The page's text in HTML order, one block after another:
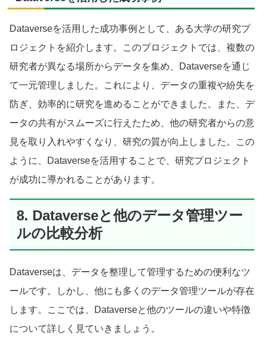
Dataverseを活用した成功事例として、ある大学の研究プ
ロジェクトを紹介します。このプロジェクトでは、複数の
研究者が異なる場所からデータを集め、Dataverseを通じ
て一元管理しました。これにより、データの重複や紛失を
防ぎ、効率的に研究を進めることができました。また、デ
ータの共有がスムーズに行えたため、他の研究者からの意
見を取り入れやすくなり、研究の質が向上しました。この
ように、Dataverseを活用することで、研究プロジェクト
が成功に導かれることがあります。
8. Dataverseと他のデータ管理ツー
ルの比較分析
Dataverseは、データを整理して管理するための便利なツ
ールです。しかし、他にも多くのデータ管理ツールが存在
します。ここでは、Dataverseと他のツールの違いや特徴
について詳しく見ていきましょう。